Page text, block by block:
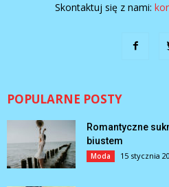
Skontaktuj się z nami:
POPULARNE POSTY
Romantyczne
biustem
Moda 15 stycznia